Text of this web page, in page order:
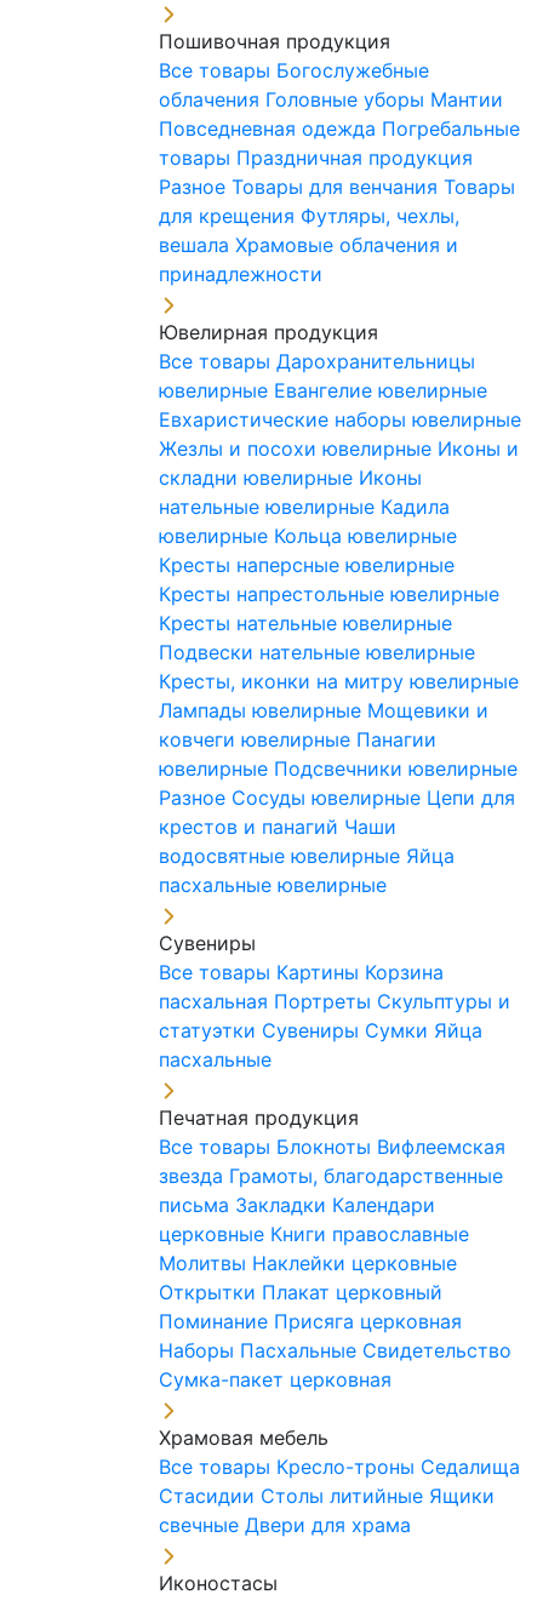
Пошивочная продукция
Все товары Богослужебные
облачения Головные уборы Мантии
Повседневная одежда Погребальные
товары Праздничная продукция
Разное Товары для венчания Товары
для крещения Футляры, чехлы,
вешала Храмовые облачения и
принадлежности
Ювелирная продукция
Все товары Дарохранительницы
ювелирные Евангелие ювелирные
Евхаристические наборы ювелирные
Жезлы и посохи ювелирные Иконы и
складни ювелирные Иконы
нательные ювелирные Кадила
ювелирные Кольца ювелирные
Кресты наперсные ювелирные
Кресты напрестольные ювелирные
Кресты нательные ювелирные
Подвески нательные ювелирные
Кресты, иконки на митру ювелирные
Лампады ювелирные Мощевики и
ковчеги ювелирные Панагии
ювелирные Подсвечники ювелирные
Разное Сосуды ювелирные Цепи для
крестов и панагий Чаши
водосвятные ювелирные Яйца
пасхальные ювелирные
Сувениры
Все товары Картины Корзина
пасхальная Портреты Скульптуры и
статуэтки Сувениры Сумки Яйца
пасхальные
Печатная продукция
Все товары Блокноты Вифлеемская
звезда Грамоты, благодарственные
письма Закладки Календари
церковные Книги православные
Молитвы Наклейки церковные
Открытки Плакат церковный
Поминание Присяга церковная
Наборы Пасхальные Свидетельство
Сумка-пакет церковная
Храмовая мебель
Все товары Кресло-троны Седалища
Стасидии Столы литийные Ящики
свечные Двери для храма
Иконостасы